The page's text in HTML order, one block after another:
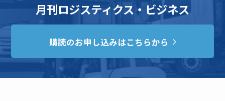
月刊ロジスティクス・ビジネス
購読のお申し込みはこちらから